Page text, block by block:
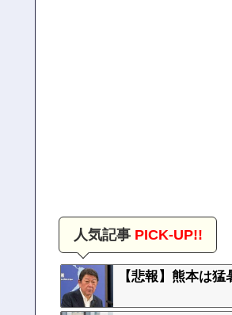
人気記事PICK-UP!!
【悲報】熊本は